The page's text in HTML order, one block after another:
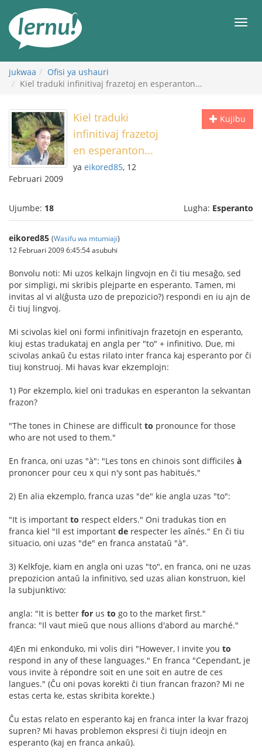
maudhui
jukwaa
Ofisi ya ushauri
Kiel traduki infinitivaj frazetoj en esperanton...
Kujibu
Kiel traduki
infinitivaj frazetoj
en esperanton...
ya eikored85, 12
Februari 2009
Ujumbe: 18 Lugha: Esperanto
eikored85 (Wasifu wa mtumiaji)
12 Februari 2009 6:45:54 asubuhi
Bonvolu noti: Mi uzos kelkajn lingvojn en ĉi tiu mesaĝo, sed
por simpligi, mi skribis plejparte en esperanto. Tamen, mi
invitas al vi al(ĝusta uzo de prepozicio?) respondi en iu ajn de
ĉi tiuj lingvoj.
Mi scivolas kiel oni formi infinitivajn frazetojn en esperanto,
kiuj estas tradukataj en angla per "to" + infinitivo. Due, mi
scivolas ankaŭ ĉu estas rilato inter franca kaj esperanto por ĉi
tiuj konstruoj. Mi havas kvar ekzemplojn:
1) Por ekzemplo, kiel oni tradukas en esperanton la sekvantan
frazon?
"The tones in Chinese are difficult to pronounce for those
who are not used to them."
En franca, oni uzas "à": "Les tons en chinois sont difficiles à
prononcer pour ceu x qui n'y sont pas habitués."
2) En alia ekzemplo, franca uzas "de" kie angla uzas "to":
"It is important to respect elders." Oni tradukas tion en
franca kiel "Il est important de respecter les aînés." En ĉi tiu
situacio, oni uzas "de" en franca anstataŭ "à".
3) Kelkfoje, kiam en angla oni uzas "to", en franca, oni ne uzas
prepozicion antaŭ la infinitivo, sed uzas alian konstruon, kiel
la subjunktivo:
angla: "It is better for us to go to the market first."
franca: "Il vaut mieŭ que nous allions d'abord au marché."
4)En mi enkonduko, mi volis diri "However, I invite you to
respond in any of these languages." En franca "Cependant, je
vous invite à répondre soit en une soit en autre de ces
langues." (Ĉu oni povas korekti ĉi tiun francan frazon? Mi ne
estas certa ke, estas skribita korekte.)
Ĉu estas relato en esperanto kaj en franca inter la kvar frazoj
supren? Mi havas problemon ekspresi ĉi tiujn ideojn en
esperanto (kaj en franca ankaŭ).